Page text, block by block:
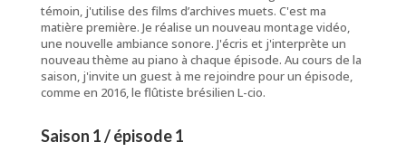
témoin, j'utilise des films d’archives muets. C'est ma
matière première. Je réalise un nouveau montage vidéo,
une nouvelle ambiance sonore. J'écris et j'interprète un
nouveau thème au piano à chaque épisode. Au cours de la
saison, j'invite un guest à me rejoindre pour un épisode,
comme en 2016, le flûtiste brésilien L-cio.
Saison 1 / épisode 1